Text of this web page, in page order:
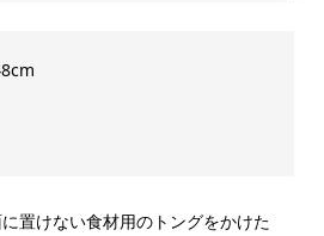
置けない食材用のトングをかけた